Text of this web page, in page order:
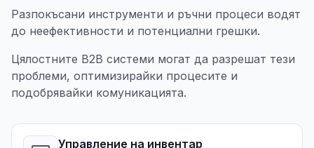
Разпокъсани инструменти и ръчни процеси водят
до неефективности и потенциални грешки.
Цялостните B2B системи могат да разрешат тези
проблеми, оптимизирайки процесите и
подобрявайки комуникацията.
Управление на инвентар